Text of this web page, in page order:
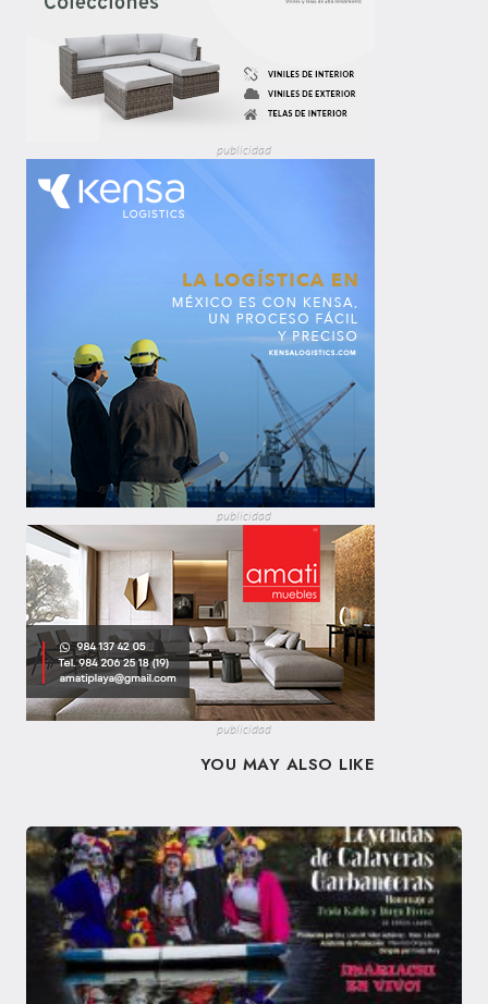
publicidad
publicidad
publicidad
YOU MAY ALSO LIKE